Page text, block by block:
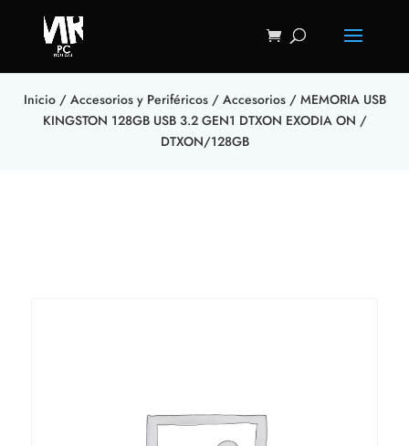
Inicio/ Accesorios y Periféricos/ Accesorios/ MEMORIA USB
KINGSTON 128GB USB 3.2 GEN1 DTXON EXODIA ON /
DTXON/128GB